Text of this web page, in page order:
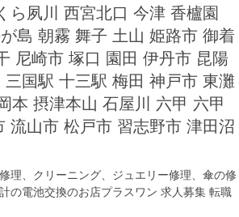
ら夙川 西宮北口 今津 香櫨園
島 朝霧 舞子 土山 姫路市 御着
尼崎市 塚口 園田 伊丹市 昆陽
国駅 十三駅 梅田 神戸市 東灘
本 摂津本山 石屋川 六甲 六甲
流山市 松戸市 習志野市 津田沼
理、クリーニング、ジュエリー修理、傘の修
の電池交換のお店プラスワン 求人募集 転職